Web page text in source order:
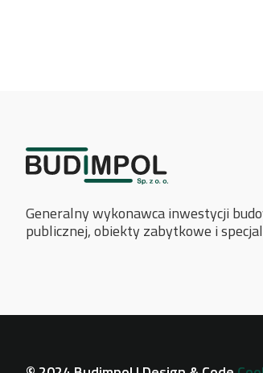
Generalny wykonawca inwestycji
publicznej, obiekty zabytkowe i